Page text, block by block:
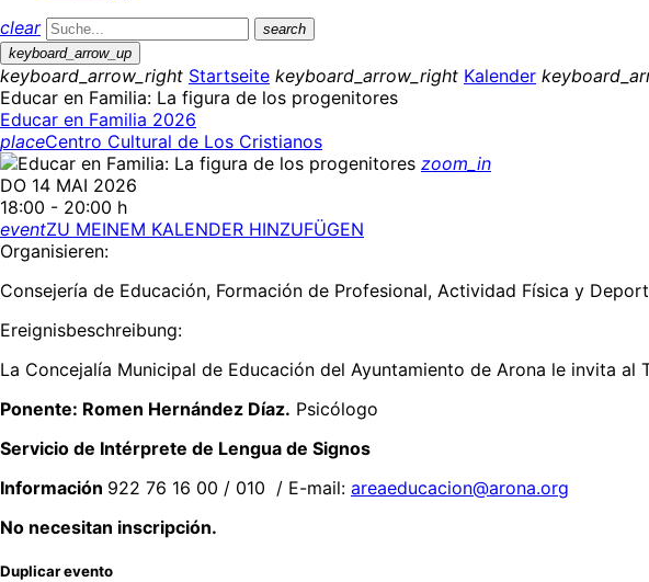
clear
search
keyboard_arrow_up
keyboard_arrow_right Startseite keyboard_arrow_right Kalender
Educar en Familia: La figura de los progenitores
Educar en Familia 2026
placeCentro Cultural de Los Cristianos
zoom_in
DO 14 MAI 2026
18:00 - 20:00 h
eventZU MEINEM KALENDER HINZUFÜGEN
Organisieren:
Consejería de Educación, Formación de Profesional, Actividad Física y
Ereignisbeschreibung:
La Concejalía Municipal de Educación del Ayuntamiento de Arona le invita
Ponente: Romen Hernández Díaz. Psicólogo
Servicio de Intérprete de Lengua de Signos
Información 922 76 16 00 / 010 / E-mail: areaeducacion@arona.org
No necesitan inscripción.
Duplicar evento